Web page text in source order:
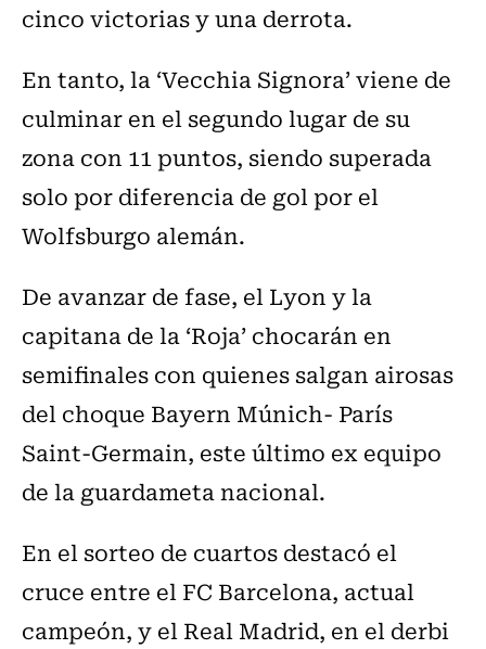
cinco victorias y una derrota.
En tanto, la ‘Vecchia Signora’ viene de
culminar en el segundo lugar de su
zona con 11 puntos, siendo superada
solo por diferencia de gol por el
Wolfsburgo alemán.
De avanzar de fase, el Lyon y la
capitana de la ‘Roja’ chocarán en
semifinales con quienes salgan airosas
del choque Bayern Múnich- París
Saint-Germain, este último ex equipo
de la guardameta nacional.
En el sorteo de cuartos destacó el
cruce entre el FC Barcelona, actual
campeón, y el Real Madrid, en el derbi